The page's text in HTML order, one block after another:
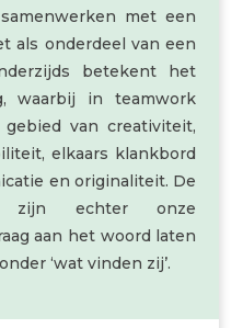
met een
als onderdeel van een
betekent het
waarbij in teamwork
van creativiteit,
elkaars klankbord
en originaliteit. De
zijn echter onze
aan het woord laten
‘wat vinden zij’.